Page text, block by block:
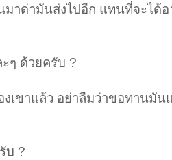
าด่ามันส่งไปอีก แทนที่จะได้อ
ๆ ด้วยครับ ?
เขาแล้ว อย่าลืมว่าขอทานมัน
บ ?